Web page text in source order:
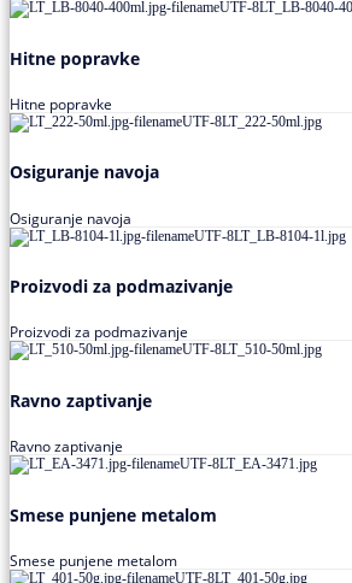
Hitne popravke
Hitne popravke
Osiguranje navoja
Osiguranje navoja
Proizvodi za podmazivanje
Proizvodi za podmazivanje
Ravno zaptivanje
Ravno zaptivanje
Smese punjene metalom
Smese punjene metalom